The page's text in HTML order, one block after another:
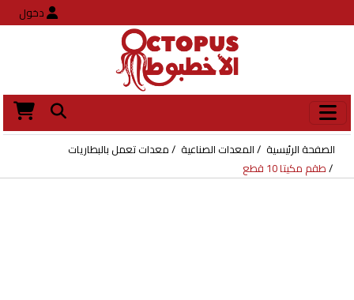
دخول
الصفحة الرئيسية المعدات الصناعية
معدات تعمل بالبطاريات
طقم مكيتا 10 قطع